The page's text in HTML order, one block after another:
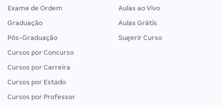
Exame de Ordem
Graduação
Pós-Graduação
Cursos por Concurso
Cursos por Carreira
Cursos por Estado
Cursos por Professor
Aulas ao Vivo
Aulas Grátis
Sugerir Curso